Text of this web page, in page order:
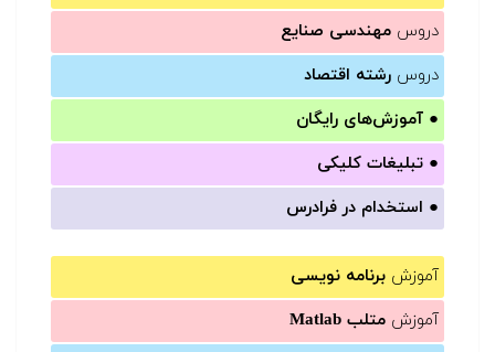
دروس مهندسی صنایع
دروس رشته اقتصاد
● آموزش‌های رایگان
● تبلیغات کلیکی
● استخدام در فرادرس
آموزش برنامه نویسی
آموزش متلب Matlab